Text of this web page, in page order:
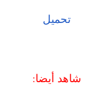
تحميل
شاهد أيضا: